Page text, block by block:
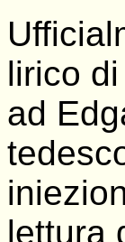
lirico
ad
lettura